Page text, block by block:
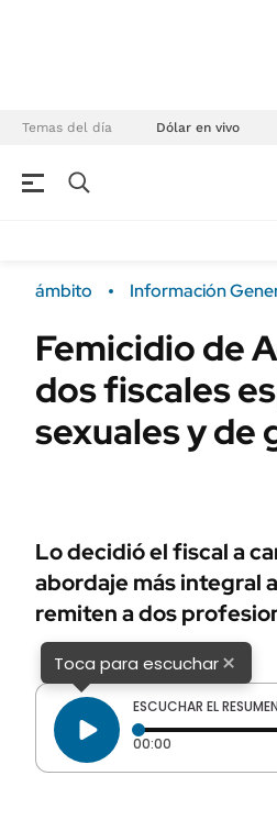
Temas del día Dólar en vivo
Campo
FINANZAS
Dólar
ámbito Información
Femicidio de
dos fiscales
sexuales y de
Lo decidió el fiscal a
abordaje más integral
remiten a dos
Toca para escuchar×
ESCUCHAR EL
00:00 Tiempo